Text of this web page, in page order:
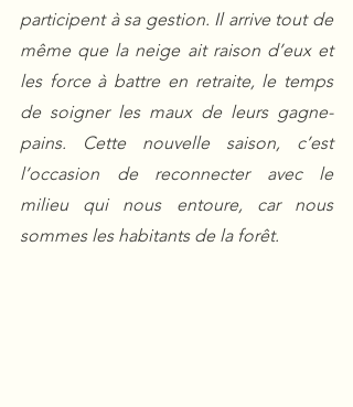
participent à sa gestion. Il arrive tout de
même que la neige ait raison d’eux et
les force à battre en retraite, le temps
de soigner les maux de leurs gagne-
pains. Cette nouvelle saison, c’est
l’occasion de reconnecter avec le
milieu qui nous entoure, car nous
sommes les habitants de la forêt.